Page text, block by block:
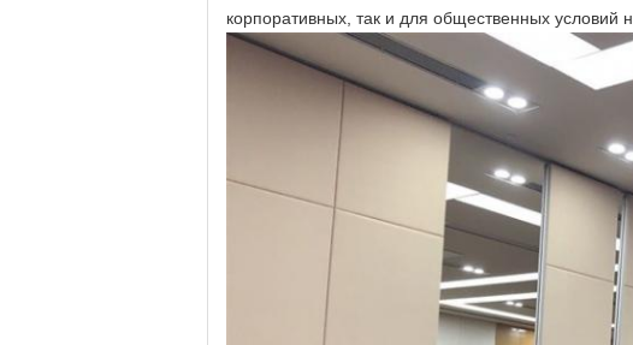
корпоративных, так и для общественных условий